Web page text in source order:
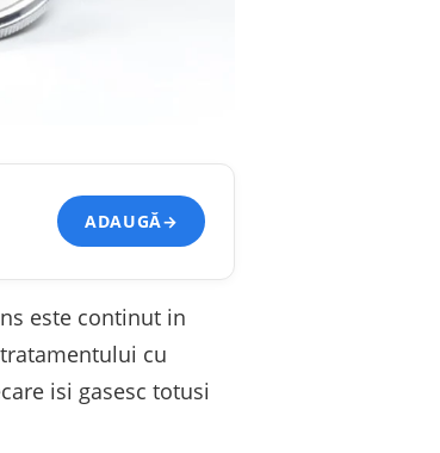
ADAUGĂ→
este continut in
cu
isi gasesc totusi